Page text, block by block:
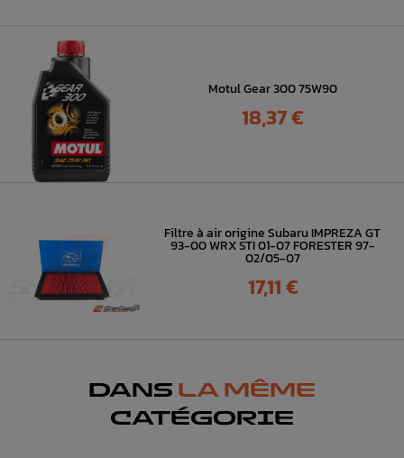
Motul Gear 300 75W90
Prix
18,37 €
Filtre à air origine Subaru IMPREZA GT
93-00 WRX STI 01-07 FORESTER 97-
02/05-07
Prix
17,11 €
DANS LA MÊME
CATÉGORIE